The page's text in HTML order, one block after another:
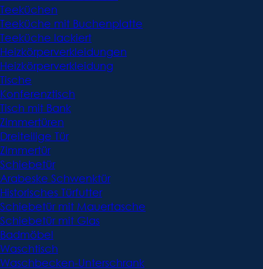
Teeküchen
Teeküche mit Buchenplatte
Teeküche lackiert
Heizkörperverkleidungen
Heizkörperverkleidung
Tische
Konferenztisch
Tisch mit Bank
Zimmertüren
Dreiteilige Tür
Zimmertür
Schiebetür
Arabeske Schwenktür
Historisches Türfutter
Schiebetür mit Mauertasche
Schiebetür mit Glas
Badmöbel
Waschtisch
Waschbecken-Unterschrank